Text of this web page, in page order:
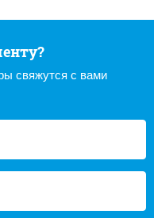
свяжутся с вами